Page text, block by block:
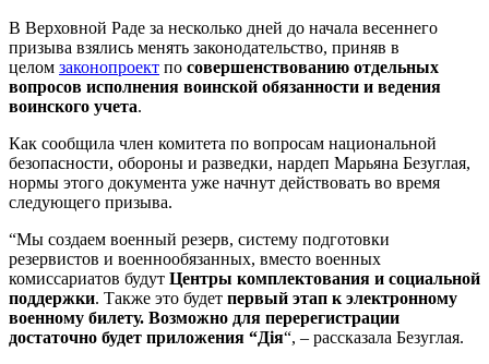
В Верховной Раде за несколько дней до начала весеннего
призыва взялись менять законодательство, приняв в
целом законопроект по совершенствованию отдельных
вопросов исполнения воинской обязанности и ведения
воинского учета.
Как сообщила член комитета по вопросам национальной
безопасности, обороны и разведки, нардеп Марьяна Безуглая,
нормы этого документа уже начнут действовать во время
следующего призыва.
“Мы создаем военный резерв, систему подготовки
резервистов и военнообязанных, вместо военных
комиссариатов будут Центры комплектования и социальной
поддержки. Также это будет первый этап к электронному
военному билету. Возможно для перерегистрации
достаточно будет приложения “Дія“, – рассказала Безуглая.